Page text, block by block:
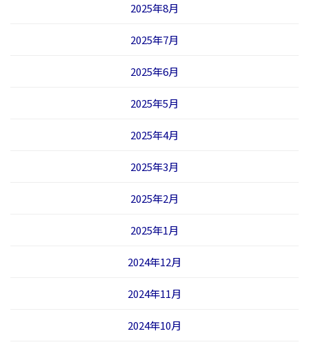
2025年8月
2025年7月
2025年6月
2025年5月
2025年4月
2025年3月
2025年2月
2025年1月
2024年12月
2024年11月
2024年10月